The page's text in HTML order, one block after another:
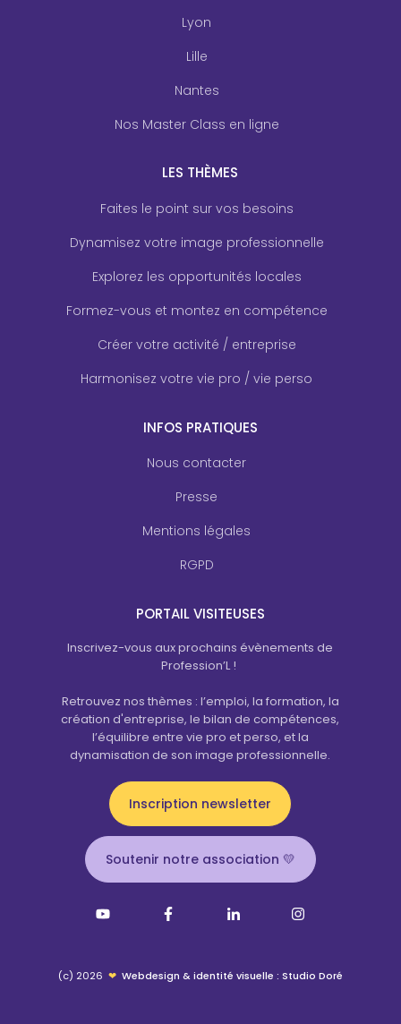
Lyon
Lille
Nantes
Nos Master Class en ligne
LES THÈMES
Faites le point sur vos besoins
Dynamisez votre image professionnelle
Explorez les opportunités locales
Formez-vous et montez en compétence
Créer votre activité / entreprise
Harmonisez votre vie pro / vie perso
INFOS PRATIQUES
Nous contacter
Presse
Mentions légales
RGPD
PORTAIL VISITEUSES
Inscrivez-vous aux prochains évènements de
Profession’L !
Retrouvez nos thèmes : l’emploi, la formation, la
création d'entreprise, le bilan de compétences,
l’équilibre entre vie pro et perso, et la
dynamisation de son image professionnelle.
Inscription newsletter
Soutenir notre association 💛
(c) 2026 ❤ Webdesign & identité visuelle : Studio Doré